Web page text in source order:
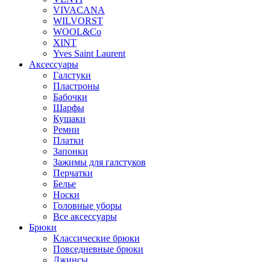
VIVACANA
WILVORST
WOOL&Co
XINT
Yves Saint Laurent
Аксессуары
Галстуки
Пластроны
Бабочки
Шарфы
Кушаки
Ремни
Платки
Запонки
Зажимы для галстуков
Перчатки
Белье
Носки
Головные уборы
Все аксессуары
Брюки
Классические брюки
Повседневные брюки
Джинсы